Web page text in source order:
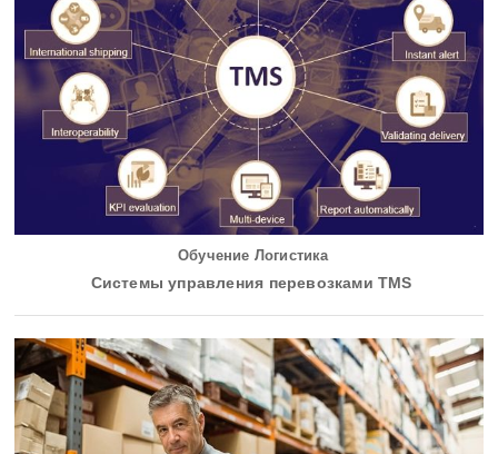
Обучение Логистика
Системы управления перевозками TMS